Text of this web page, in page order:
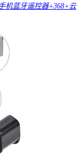
机蓝牙遥控器+368+云